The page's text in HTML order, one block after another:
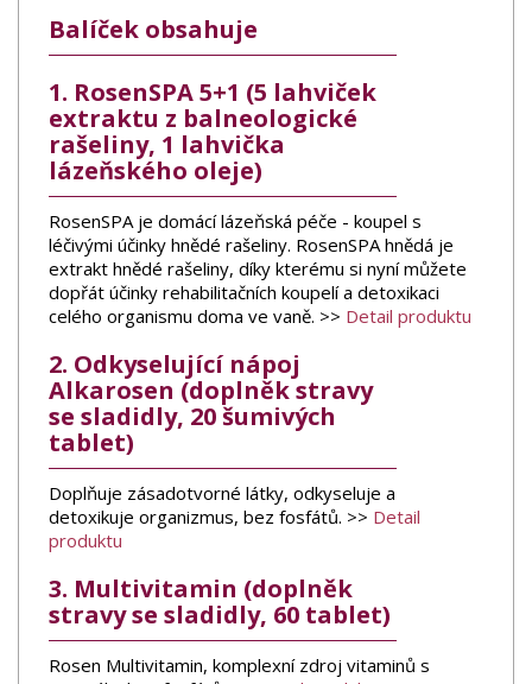
Balíček obsahuje
1. RosenSPA 5+1 (5 lahviček
extraktu z balneologické
rašeliny, 1 lahvička
lázeňského oleje)
RosenSPA je domácí lázeňská péče - koupel s
léčivými účinky hnědé rašeliny. RosenSPA hnědá je
extrakt hnědé rašeliny, díky kterému si nyní můžete
dopřát účinky rehabilitačních koupelí a detoxikaci
celého organismu doma ve vaně. >> Detail produktu
2. Odkyselující nápoj
Alkarosen (doplněk stravy
se sladidly, 20 šumivých
tablet)
Doplňuje zásadotvorné látky, odkyseluje a
detoxikuje organizmus, bez fosfátů. >> Detail
produktu
3. Multivitamin (doplněk
stravy se sladidly, 60 tablet)
Rosen Multivitamin, komplexní zdroj vitaminů s